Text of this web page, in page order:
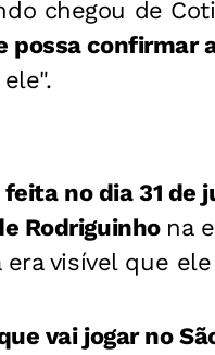
chegou de
confirmar
no dia 31 de
Rodriguinho na
era visível que
vai jogar no